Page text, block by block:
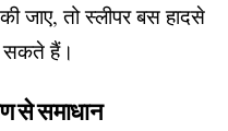
जाए, तो स्लीपर बस हादसे
सकते हैं।
से समाधान